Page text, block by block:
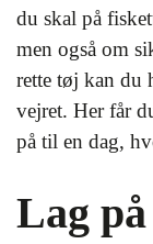
du skal på
men også om
rette tøj kan du
vejret. Her får
på til en dag,
Lag